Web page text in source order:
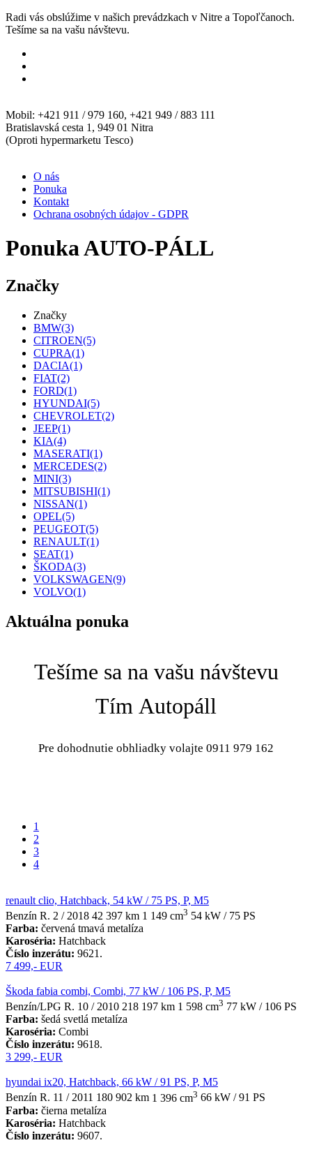
Radi vás obslúžime v našich prevádzkach v Nitre a Topoľčanoch.
Tešíme sa na vašu návštevu.
Mobil: +421 911 / 979 160, +421 949 / 883 111
Bratislavská cesta 1, 949 01 Nitra
(Oproti hypermarketu Tesco)
O nás
Ponuka
Kontakt
Ochrana osobných údajov - GDPR
Ponuka AUTO-PÁLL
Značky
Značky
BMW(3)
CITROEN(5)
CUPRA(1)
DACIA(1)
FIAT(2)
FORD(1)
HYUNDAI(5)
CHEVROLET(2)
JEEP(1)
KIA(4)
MASERATI(1)
MERCEDES(2)
MINI(3)
MITSUBISHI(1)
NISSAN(1)
OPEL(5)
PEUGEOT(5)
RENAULT(1)
SEAT(1)
ŠKODA(3)
VOLKSWAGEN(9)
VOLVO(1)
Aktuálna ponuka
Tešíme sa na vašu návštevu
Tím Autopáll
Pre dohodnutie obhliadky volajte 0911 979 162
1
2
3
4
renault clio, Hatchback, 54 kW / 75 PS, P, M5
Benzín R. 2 / 2018 42 397 km 1 149 cm3 54 kW / 75 PS
Farba: červená tmavá metalíza
Karoséria: Hatchback
Číslo inzerátu: 9621.
7 499,- EUR
Škoda fabia combi, Combi, 77 kW / 106 PS, P, M5
Benzín/LPG R. 10 / 2010 218 197 km 1 598 cm3 77 kW / 106 PS
Farba: šedá svetlá metalíza
Karoséria: Combi
Číslo inzerátu: 9618.
3 299,- EUR
hyundai ix20, Hatchback, 66 kW / 91 PS, P, M5
Benzín R. 11 / 2011 180 902 km 1 396 cm3 66 kW / 91 PS
Farba: čierna metalíza
Karoséria: Hatchback
Číslo inzerátu: 9607.